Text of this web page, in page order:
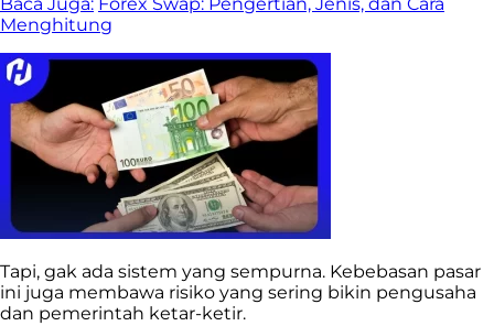
Baca Juga: Forex Swap: Pengertian, Jenis, dan Cara
Menghitung
Tapi, gak ada sistem yang sempurna. Kebebasan pasar
ini juga membawa risiko yang sering bikin pengusaha
dan pemerintah ketar-ketir.